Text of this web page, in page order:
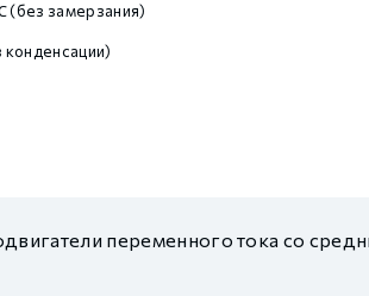
замерзания)
конденсации)
переменного тока со